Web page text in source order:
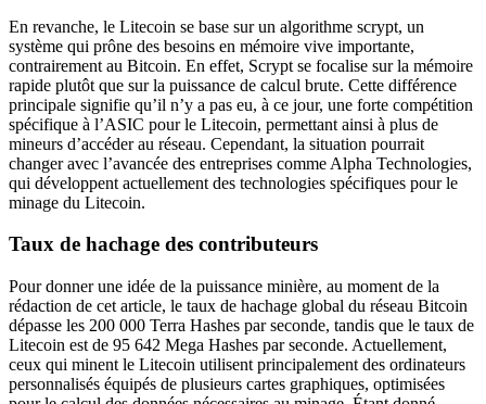
En revanche, le Litecoin se base sur un algorithme scrypt, un
système qui prône des besoins en mémoire vive importante,
contrairement au Bitcoin. En effet, Scrypt se focalise sur la mémoire
rapide plutôt que sur la puissance de calcul brute. Cette différence
principale signifie qu’il n’y a pas eu, à ce jour, une forte compétition
spécifique à l’ASIC pour le Litecoin, permettant ainsi à plus de
mineurs d’accéder au réseau. Cependant, la situation pourrait
changer avec l’avancée des entreprises comme Alpha Technologies,
qui développent actuellement des technologies spécifiques pour le
minage du Litecoin.
Taux de hachage des contributeurs
Pour donner une idée de la puissance minière, au moment de la
rédaction de cet article, le taux de hachage global du réseau Bitcoin
dépasse les 200 000 Terra Hashes par seconde, tandis que le taux de
Litecoin est de 95 642 Mega Hashes par seconde. Actuellement,
ceux qui minent le Litecoin utilisent principalement des ordinateurs
personnalisés équipés de plusieurs cartes graphiques, optimisées